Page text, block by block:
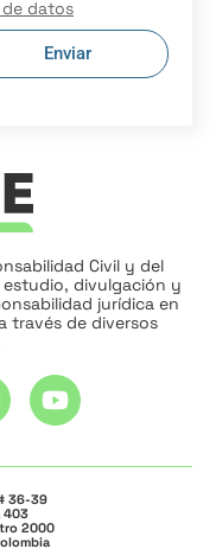
datos
Enviar
Civil y del
divulgación y
jurídica en
través de diversos
36-39
403
2000